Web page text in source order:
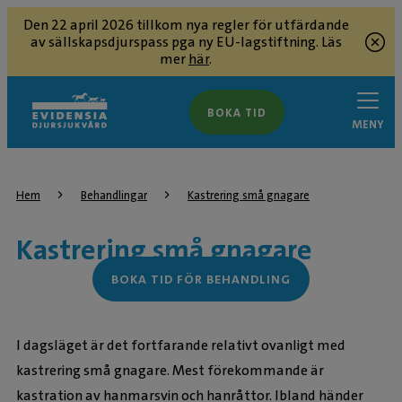
Den 22 april 2026 tillkom nya regler för utfärdande
av sällskapsdjurspass pga ny EU-lagstiftning. Läs
merhär.
BOKA TID
MENY
Hem Behandlingar Kastrering små gnagare
Kastrering små gnagare
BOKA TID FÖR BEHANDLING
I dagsläget är det fortfarande relativt ovanligt med
kastrering små gnagare. Mest förekommande är
kastration av hanmarsvin och hanråttor. Ibland händer